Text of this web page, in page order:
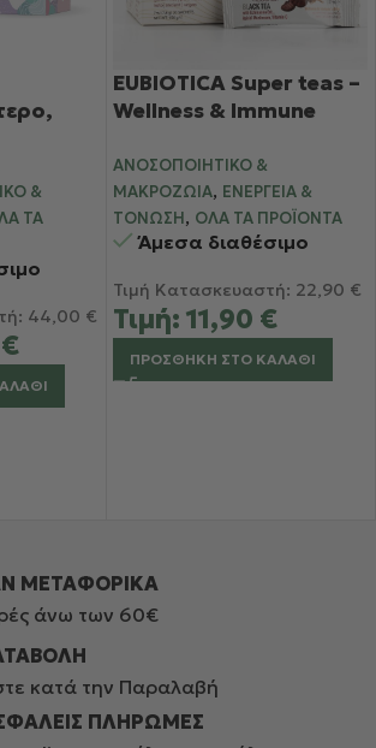
&
ΤΑ
44,00 €
€
EUBIOTICA Super teas –
Wellness & Immune
με Εχινάτσια, Reishi
Mushroom & Βιταμίνη C
ΑΝΟΣΟΠΟΙΗΤΙΚΌ &
ΜΑΚΡΟΖΩΊΑ, ΕΝΈΡΓΕΙΑ &
ΤΌΝΩΣΗ, ΌΛΑ ΤΑ ΠΡΟΪΌΝΤΑ
Άμεσα διαθέσιμο
Τιμή Κατασκευαστή: 22,90 €
Τιμή: 11,90 €
ΠΡΟΣΘΉΚΗ ΣΤΟ ΚΑΛΆΘΙ
ΜΕΤΑΦΟΡΙΚΑ
άνω των 60€
κατά την Παραλαβή
ΠΛΗΡΩΜΕΣ